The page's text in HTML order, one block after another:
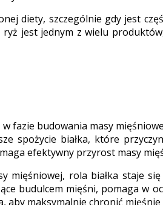
diety, szczególnie gdy jest
ryż jest jednym z wielu
fazie budowania masy
spożycie białka, które
efektywny przyrost masy
mięśniowej, rola białka staje
budulcem mięśni, pomaga w
aby maksymalnie chronić